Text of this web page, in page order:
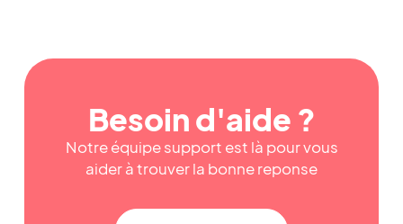
Besoin d'aide ?
Notre équipe support est là pour vous
aider à trouver la bonne reponse